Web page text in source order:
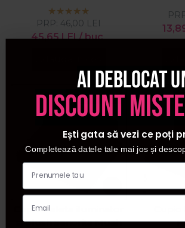
7ml
45,65LEI / buc
PRP: 46,00 LEI
Pret special
Cupio Paleta iluminator
si blush Senorita Muah
Ai deblocat
discount
Ești gata să vezi ce poți
Completează datele tale mai jos și